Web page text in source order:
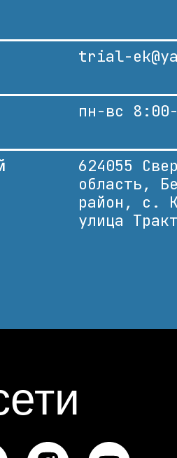
trial-
пн-вс
624055
область,
район, с.
улица